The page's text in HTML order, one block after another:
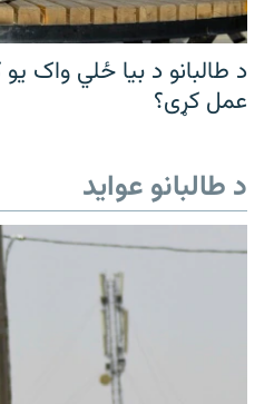
د طالبانو د بیا ځلي واک
عمل کړی؟
د طالبانو عواید